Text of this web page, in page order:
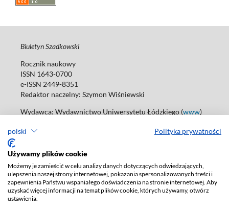
polski Polityka prywatności
Używamy plików cookie
Możemy je zamieścić w celu analizy danych dotyczących odwiedzających,
ulepszenia naszej strony internetowej, pokazania spersonalizowanych treści i
zapewnienia Państwu wspaniałego doświadczenia na stronie internetowej. Aby
uzyskać więcej informacji na temat plików cookie, których używamy, otwórz
ustawienia.
Biuletyn Szadkowski
Rocznik naukowy
ISSN 1643-0700
e-ISSN 2449-8351
Redaktor naczelny: Szymon Wiśniewski
Wydawca: Wydawnictwo Uniwersytetu Łódzkiego (www)
Tel.: 42 235 01 65, fax: 42 66 55 86
Deklaracja dostępności